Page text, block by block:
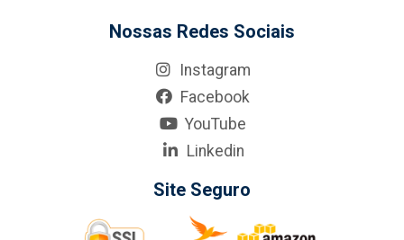
Nossas Redes Sociais
Instagram
Facebook
YouTube
Linkedin
Site Seguro